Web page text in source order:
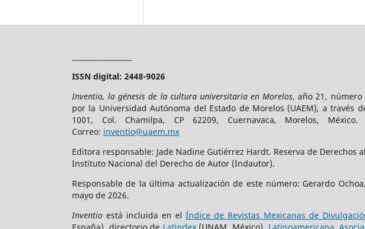
ISSN digital: 2448-9026
Inventio, la génesis de la cultura universitaria en Morelos, año 21,
por la Universidad Autónoma del Estado de Morelos (UAEM), a través
1001, Col. Chamilpa, CP 62209, Cuernavaca, Morelos,
Correo: inventio@uaem.mx
Editora responsable: Jade Nadine Gutiérrez Hardt. Reserva de Derechos
Instituto Nacional del Derecho de Autor (Indautor).
Responsable de la última actualización de este número: Gerardo
mayo de 2026.
Inventio está incluida en el Índice de Revistas Mexicanas de